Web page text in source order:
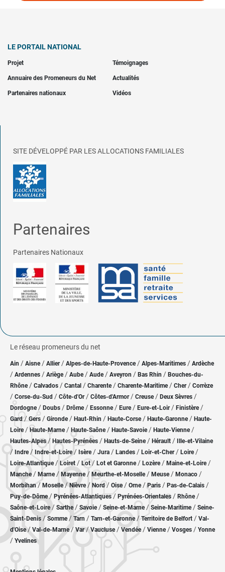
LE PORTAIL NATIONAL
Projet Témoignages
Annuaire des Promeneurs du Net Actualités
Partenaires nationaux Vidéos
SITE DÉVELOPPÉ PAR LES ALLOCATIONS FAMILIALES
Partenaires
Partenaires Nationaux
Le réseau promeneurs du net
Ain / Aisne/ Allier/ Alpes-de-Haute-Provence / Alpes-Maritimes / Ardèche
/ Ardennes / Ariège/ Aube/ Aude / Aveyron / Bas Rhin / Bouches-du-
Rhône/ Calvados / Cantal / Charente / Charente-Maritime/ Cher / Corrèze
/ Corse-du-Sud / Côte-d'Or / Côtes-d'Armor/ Creuse/ Deux Sèvres /
Dordogne/ Doubs / Drôme/ Essonne / Eure/ Eure-et-Loir / Finistère/
Gard/ Gers / Gironde/ Haut-Rhin / Haute-Corse/ Haute-Garonne/ Haute-
Loire/Haute-Marne/ Haute-Saône/ Haute-Savoie/ Haute-Vienne/
Hautes-Alpes/ Hautes-Pyrénées / Hauts-de-Seine/ Hérault / Ille-et-Vilaine
/ Indre/ Indre-et-Loire/ Isère/ Jura / Landes / Loir-et-Cher/ Loire/
Loire-Atlantique/ Loiret / Lot/ Lot et Garonne/ Lozère / Maine-et-Loire/
Manche/ Marne/ Mayenne/ Meurthe-et-Moselle/ Meuse/ Monaco /
Morbihan/ Moselle/ Nièvre / Nord/ Oise / Orne/Paris / Pas-de-Calais /
Puy-de-Dôme/ Pyrénées-Atlantiques / Pyrénées-Orientales / Rhône/
Saône-et-Loire/ Sarthe/ Savoie/ Seine-et-Marne/ Seine-Maritime/ Seine-
Saint-Denis /Somme/ Tarn / Tarn-et-Garonne/Territoire de Belfort / Val-
d'Oise/ Val-de-Marne/Var/Vaucluse/ Vendée/ Vienne/ Vosges / Yonne
/ Yvelines